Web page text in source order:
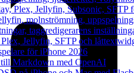
Plex, Jellyfin, Subsonic, SFTP
molnströmning,
taggredigerarens
Jellyfin, SFTP och
för iPhone 2026
Markdown med OpenAI